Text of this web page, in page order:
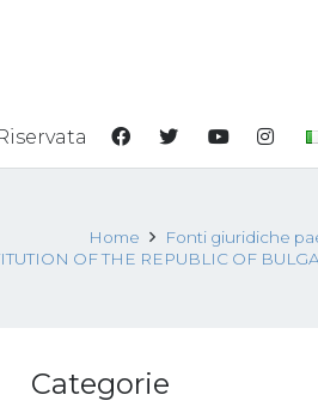
Home
Fonti giuridiche
OF THE REPUBLIC OF
Categorie